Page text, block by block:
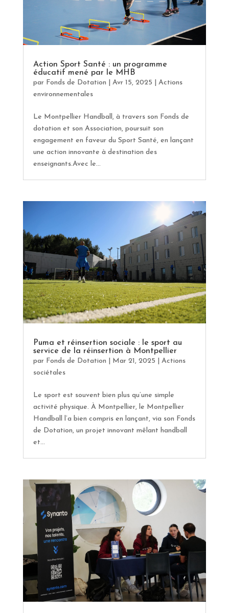
Action Sport Santé : un programme
éducatif mené par le MHB
par Fonds de Dotation Avr 15, 2025
Actions
environnementales
Le Montpellier Handball, à travers son Fonds de
dotation et son Association, poursuit son
engagement en faveur du Sport Santé, en lançant
une action innovante à destination des
enseignants.Avec le...
Puma et réinsertion sociale : le sport au
service de la réinsertion à Montpellier
par Fonds de Dotation Mar 21, 2025
Actions
sociétales
Le sport est souvent bien plus qu’une simple
activité physique. À Montpellier, le Montpellier
Handball l’a bien compris en lançant, via son Fonds
de Dotation, un projet innovant mêlant handball
et...